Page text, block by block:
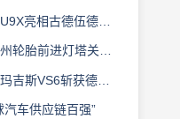
德，以轮胎科技挑战性能边界
关爱基金驰援长春受灾门店
获德国TÜV SÜD高阶认证
汽车供应链百强”